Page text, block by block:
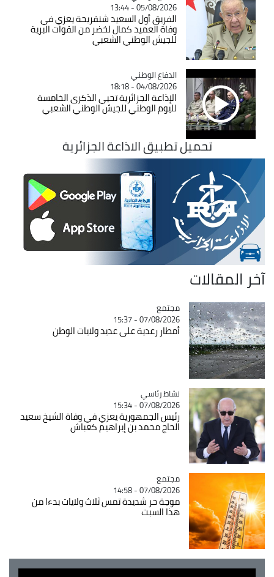
05/08/2026 - 13:44
الفريق أول السعيد شنقريحة يعزي في
وفاة العميد كمال لخضر من القوات البرية
للجيش الوطني الشعبي
Catégorie
الدفاع الوطني
04/08/2026 - 18:18
الإذاعة الجزائرية تحيي الذكرى الخامسة
لليوم الوطني للجيش الوطني الشعبي
تحميل تطبيق الاذاعة الجزائرية
آخر المقالات
Catégorie
مجتمع
07/08/2026 - 15:37
أمطار رعدية على عديد ولايات الوطن
Catégorie
نشاط رئاسي
07/08/2026 - 15:34
رئيس الجمهورية يعزي في وفاة الشيخ سعيد
الحاج محمد بن إبراهيم كعباش
Catégorie
مجتمع
07/08/2026 - 14:58
موجة حر شديدة تمس ثلاث ولايات بدءا من
هذا السبت